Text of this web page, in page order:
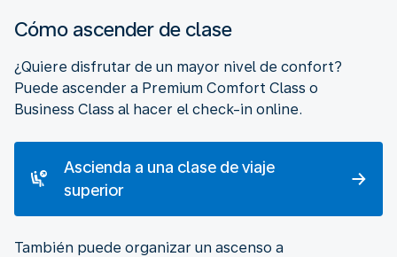
Cómo ascender de clase
¿Quiere disfrutar de un mayor nivel de confort?
Puede ascender a Premium Comfort Class o
Business Class al hacer el check-in online.
Ascienda a una clase de viaje
superior
También puede organizar un ascenso a